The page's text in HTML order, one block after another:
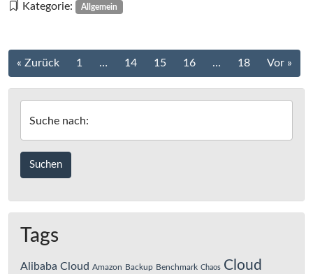
Kategorie: Allgemein
Beitrags-
Navigation
« Zurück 1 … 14 15 16 … 18 Vor »
Suche nach:
Tags
Alibaba Cloud Amazon Backup Benchmark Chaos Cloud